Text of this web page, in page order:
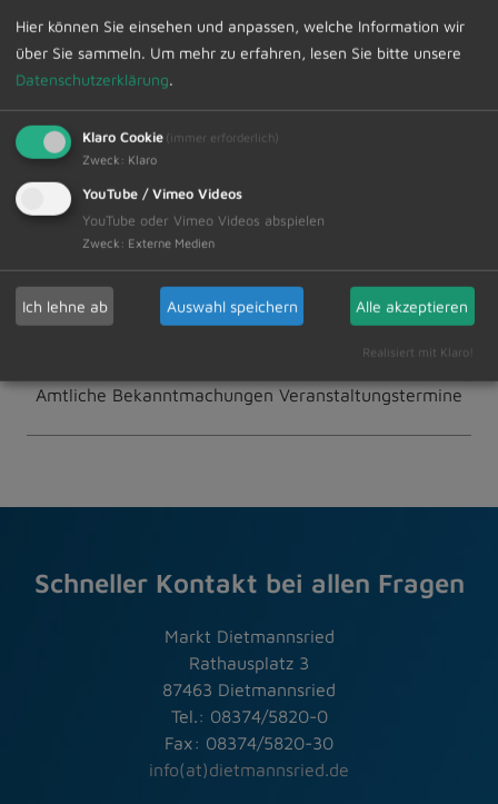
Die interessierte Bevölkerung ist hierzu herzlich
eingeladen. Anschließend findet eine nichtöffentliche
Sitzung statt.
Den Sitzungsvortrag bzw. die Sitzungspräsentation
werden wir nach der Sitzung online im Internetauftritt
der Gemeinde zur Verfügung stellen.
Zur Übersicht
Amtliche Bekanntmachungen Veranstaltungstermine
Schneller Kontakt bei allen Fragen
Markt Dietmannsried
Rathausplatz 3
87463 Dietmannsried
Tel.: 08374/5820-0
Fax: 08374/5820-30
info(at)dietmannsried.de
Hier können Sie einsehen und anpassen, welche Information wir
über Sie sammeln. Um mehr zu erfahren, lesen Sie bitte unsere
Datenschutzerklärung.
Klaro Cookie (immer erforderlich)
Zweck : Klaro
YouTube / Vimeo Videos
YouTube oder Vimeo Videos abspielen
Zweck : Externe Medien
Ich lehne ab Auswahl speichern Alle akzeptieren
Realisiert mit Klaro!